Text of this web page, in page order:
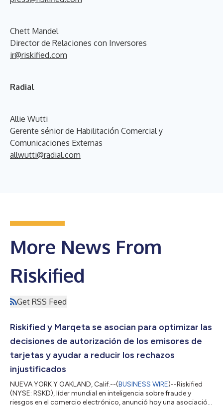
Chett Mandel
Director de Relaciones con Inversores
ir@riskified.com
Radial
Allie Wutti
Gerente sénior de Habilitación Comercial y
Comunicaciones Externas
allwutti@radial.com
More News From
Riskified
Get RSS Feed
Riskified y Marqeta se asocian para optimizar las
decisiones de autorización de los emisores de
tarjetas y ayudar a reducir los rechazos
injustificados
NUEVA YORK Y OAKLAND, Calif.--(BUSINESS WIRE)--Riskified
(NYSE: RSKD), líder mundial en inteligencia sobre fraude y
riesgos en el comercio electrónico, anunció hoy una asociación